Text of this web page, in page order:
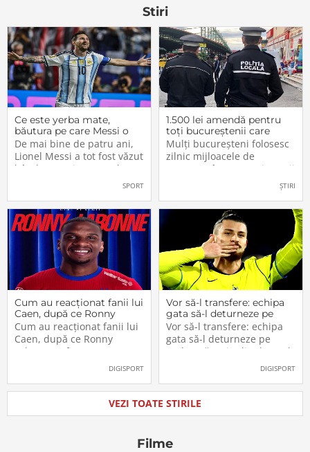
aripioare cu
Stiri
Ce este yerba mate,
băutura pe care Messi o
bea înainte de meciurile
din Campionatul Mondial
2026
De mai bine de patru ani,
Lionel Messi a tot fost văzut
bând un ceai extrem de
popular în Argentina. Este
plantă tradițională sud-
americană mai populară
decât cafeaua. Are
numeroase […]
SPORT
1.500 lei amendă pentru
toți bucureștenii care
refuză să facă acest lucru
acum, în 2026.
Mulți bucureșteni folosesc
zilnic mijloacele de
transport în comun, iar unii
dintre ei călătoresc adesea
cu autobuzul sau tramvaiul
fără a plăti un bilet. Iar în
situația în care dau nas în
nas cu controlorii […]
ȘTIRI
Cum au reacționat fanii lui
Caen, după ce Ronny
Labonne a fost prezentat
oficial la FCSB
Cum au reacționat fanii lui
Caen, după ce Ronny
Labonne a fost prezentat
DIGISPORT
Vor să-l transfere: echipa
gata să-l deturneze pe
Radu Drăgușin din drumul
către Juventus!
Vor să-l transfere: echipa
gata să-l deturneze pe
Radu Drăgușin din drumul
DIGISPORT
VEZI TOATE STIRILE
Filme